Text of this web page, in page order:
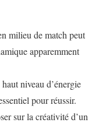
milieu de match peut
apparemment
niveau d’énergie
pour réussir.
sur la créativité d’un